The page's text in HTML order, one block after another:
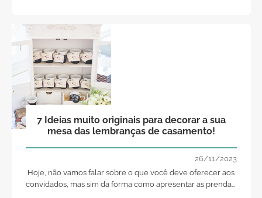
7 Ideias muito originais para decorar a sua
mesa das lembranças de casamento!
26/11/2023
Hoje, não vamos falar sobre o que você deve oferecer aos
convidados, mas sim da forma como apresentar as prendas.